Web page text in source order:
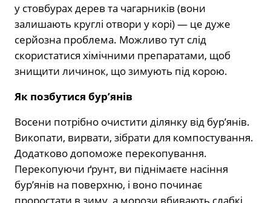
у стовбурах дерев та чагарників (вони
залишають круглі отвори у корі) — це дуже
серйозна проблема. Можливо тут слід
скористатися хімічними препаратами, щоб
знищити личинок, що зимують під корою.
Як позбутися бур’янів
Восени потрібно очистити ділянку від бур’янів.
Викопати, вирвати, зібрати для компостування.
Додатково допоможе перекопування.
Перекопуючи ґрунт, ви піднімаєте насіння
бур’янів на поверхню, і воно починає
проростати в зиму, а морози вбивають слабкі